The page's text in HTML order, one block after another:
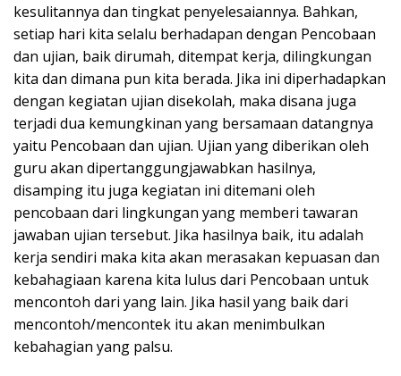
kesulitannya dan tingkat penyelesaiannya. Bahkan,
setiap hari kita selalu berhadapan dengan Pencobaan
dan ujian, baik dirumah, ditempat kerja, dilingkungan
kita dan dimana pun kita berada. Jika ini diperhadapkan
dengan kegiatan ujian disekolah, maka disana juga
terjadi dua kemungkinan yang bersamaan datangnya
yaitu Pencobaan dan ujian. Ujian yang diberikan oleh
guru akan dipertanggungjawabkan hasilnya,
disamping itu juga kegiatan ini ditemani oleh
pencobaan dari lingkungan yang memberi tawaran
jawaban ujian tersebut. Jika hasilnya baik, itu adalah
kerja sendiri maka kita akan merasakan kepuasan dan
kebahagiaan karena kita lulus dari Pencobaan untuk
mencontoh dari yang lain. Jika hasil yang baik dari
mencontoh/mencontek itu akan menimbulkan
kebahagian yang palsu.